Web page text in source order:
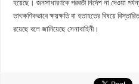
হয়েছে। জনসাধারণকে পরবর্তী নির্দেশ না দেওয়া
তাৎক্ষণিকভাবে ক্ষয়ক্ষতি বা হতাহতের বিষয়ে
রয়েছে বলে জানিয়েছে সেনাবাহিনী।